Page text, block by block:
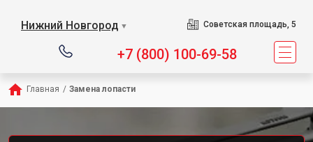
Нижний Новгород ▼ Советская площадь, 5
+7 (800) 100-69-58
Главная / Замена лопасти